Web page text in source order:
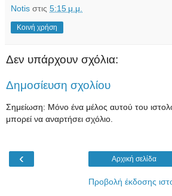
Notis στις 5:15 μ.μ.
Κοινή χρήση
Δεν υπάρχουν σχόλια:
Δημοσίευση σχολίου
Σημείωση: Μόνο ένα μέλος αυτού του
μπορεί να αναρτήσει σχόλιο.
‹ Αρχική σελίδα
Προβολή έκδοσης